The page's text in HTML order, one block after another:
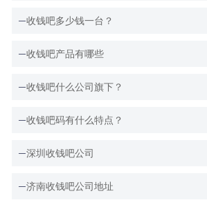
收钱吧多少钱一台？
收钱吧产品有哪些
收钱吧什么公司旗下？
收钱吧码有什么特点？
深圳收钱吧公司
济南收钱吧公司地址